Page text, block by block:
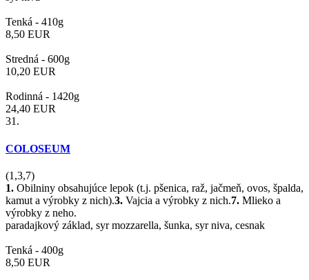
Tenká - 410g
8,50 EUR
Stredná - 600g
10,20 EUR
Rodinná - 1420g
24,40 EUR
31.
COLOSEUM
(1,3,7)
1. Obilniny obsahujúce lepok (t.j. pšenica, raž, jačmeň, ovos, špalda,
kamut a výrobky z nich).3. Vajcia a výrobky z nich.7. Mlieko a
výrobky z neho.
paradajkový základ, syr mozzarella, šunka, syr niva, cesnak
Tenká - 400g
8,50 EUR